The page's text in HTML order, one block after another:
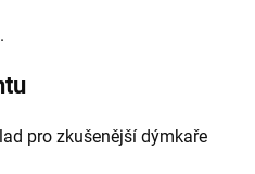
pro zkušenější dýmkaře